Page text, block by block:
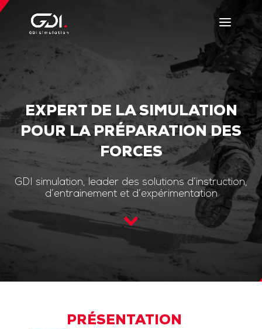
EXPERT DE LA SIMULATION
POUR LA PRÉPARATION DES
FORCES
GDI simulation, leader des solutions d’instruction,
d’entrainement et d’expérimentation
PRÉSENTATION